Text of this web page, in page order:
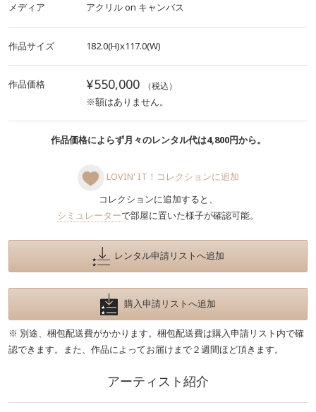
メディア アクリルon キャンバス
作品サイズ 182.0(H)x117.0(W)
作品価格 ¥550,000 （税込）
※額はありません。
作品価格によらず月々のレンタル代は4,800円から。
LOVIN' IT！コレクションに追加
コレクションに追加すると、
シミュレーターで部屋に置いた様子が確認可能。
レンタル申請リストへ追加
購入申請リストへ追加
※ 別途、梱包配送費がかかります。梱包配送費は購入申請リスト内で確
認できます。また、作品によってお届けまで２週間ほど頂きます。
アーティスト紹介